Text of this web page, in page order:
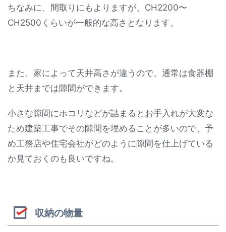
ちなみに、間取りにもよりますが、CH2200〜
CH2500くらいが一般的な高さとなります。
また、家によって天井高さが違うので、通常は食器棚
と天井までは隙間ができます。
小さな隙間にホコリなどが詰まるとお手入れが大変な
ため建築工事でその隙間を埋めることが多いので、予
め工務店や住宅会社がどのように隙間を仕上げている
か見ておくのも良いですね。
収納の物量